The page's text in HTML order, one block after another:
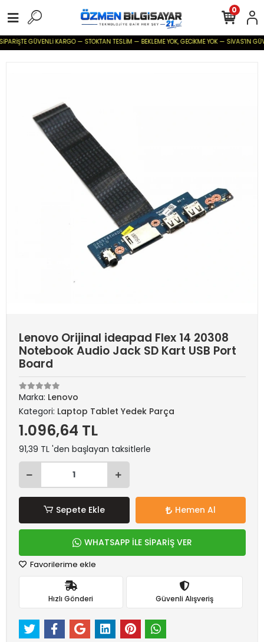
GÜVENLİ KARGO — STOKTAN TESLİM — BEKLEME YOK, GECİKME YOK — SİVAS'IN
0
Lenovo Orijinal ideapad Flex 14 20308
Notebook Audio Jack SD Kart USB Port
Board
Marka: Lenovo
Kategori: Laptop Tablet Yedek Parça
1.096,64 TL
91,39 TL 'den başlayan taksitlerle
Sepete Ekle Hemen Al
WHATSAPP İLE SİPARİŞ VER
Favorilerime ekle
Hızlı Gönderi Güvenli Alışveriş